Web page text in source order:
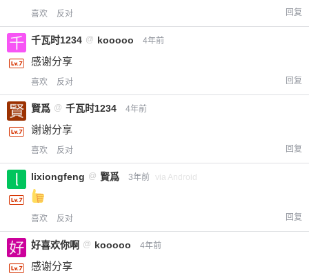
喜欢 反对 回复
千瓦时1234 @ kooooo 4年前
感谢分享
喜欢 反对 回复
賢爲 @ 千瓦时1234 4年前
谢谢分享
喜欢 反对 回复
lixiongfeng @ 賢爲 3年前 via Android
喜欢 反对 回复
好喜欢你啊 @ kooooo 4年前
感谢分享